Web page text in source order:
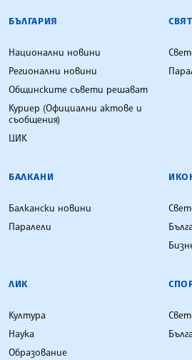
БЪЛГАРСКА
БЪЛГАРИЯ
Национални новини
Регионални новини
Общинските съвети решават
Куриер (Официални актове и
съобщения)
ЦИК
СВЯТ
БАЛКАНИ
Балкански новини
Паралели
ЛИК
Култура
Наука
Образование